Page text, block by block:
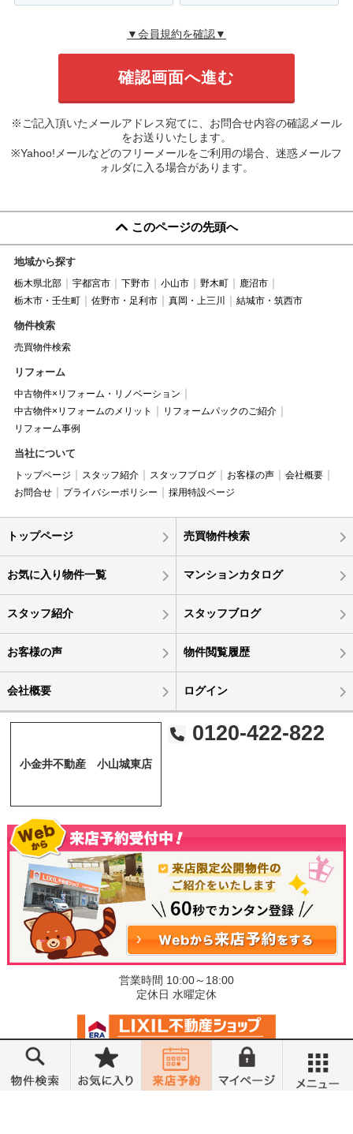
▼会員規約を確認▼
※ご記入頂いたメールアドレス宛てに、お問合せ内容の確認メール
をお送りいたします。
※Yahoo!メールなどのフリーメールをご利用の場合、迷惑メールフ
ォルダに入る場合があります。
このページの先頭へ
地域から探す
栃木県北部 宇都宮市 下野市 小山市 野木町
鹿沼市
栃木市・壬生町
佐野市・足利市 真岡・上三川 結城市・筑西市
物件検索
売買物件検索
リフォーム
中古物件×リフォーム・リノベーション
中古物件×リフォームのメリット
リフォームパックのご紹介
リフォーム事例
当社について
トップページ スタッフ紹介 スタッフブログ お客様の声
会社概要
お問合せ
プライバシーポリシー 採用特設ページ
トップページ 売買物件検索
お気に入り物件一覧 マンションカタログ
スタッフ紹介 スタッフブログ
お客様の声 物件閲覧履歴
会社概要 ログイン
小金井不動産 小山城東店
0120-422-822
営業時間 10:00～18:00
定休日 水曜定休
©小金井不動産売買部 小山城東店